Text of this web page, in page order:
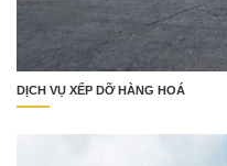
DỊCH VỤ XẾP DỠ HÀNG HOÁ